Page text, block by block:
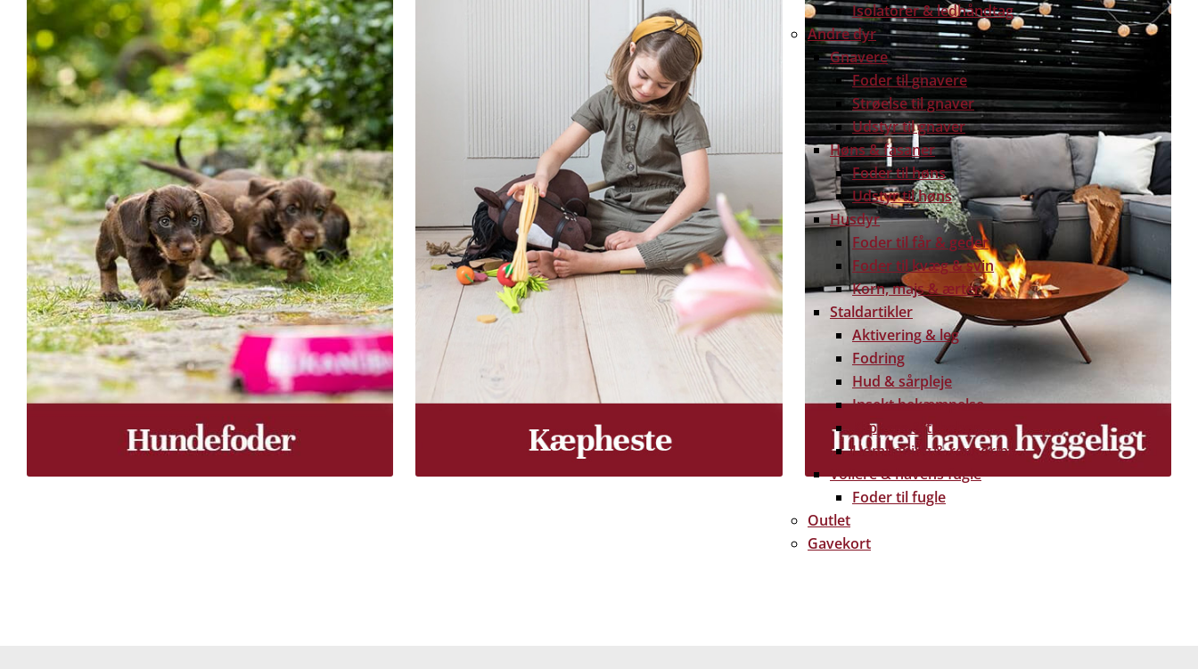
Isolatorer & ledhåndtag
Andre dyr
Gnavere
Foder til gnavere
Strøelse til gnaver
Udstyr til gnaver
Høns & fasaner
Foder til høns
Udstyr til høns
Husdyr
Foder til får & geder
Foder til kvæg & svin
Korn, majs & ærter
Staldartikler
Aktivering & leg
Fodring
Hud & sårpleje
Insekt bekæmpelse
Klippere & tilbehør
Udmugning & rengøring
Voliere & havens fugle
Foder til fugle
Outlet
Gavekort